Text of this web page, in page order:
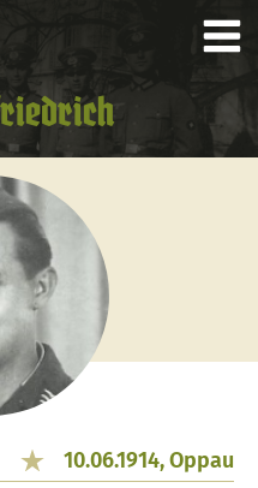
10.06.1914, Oppau